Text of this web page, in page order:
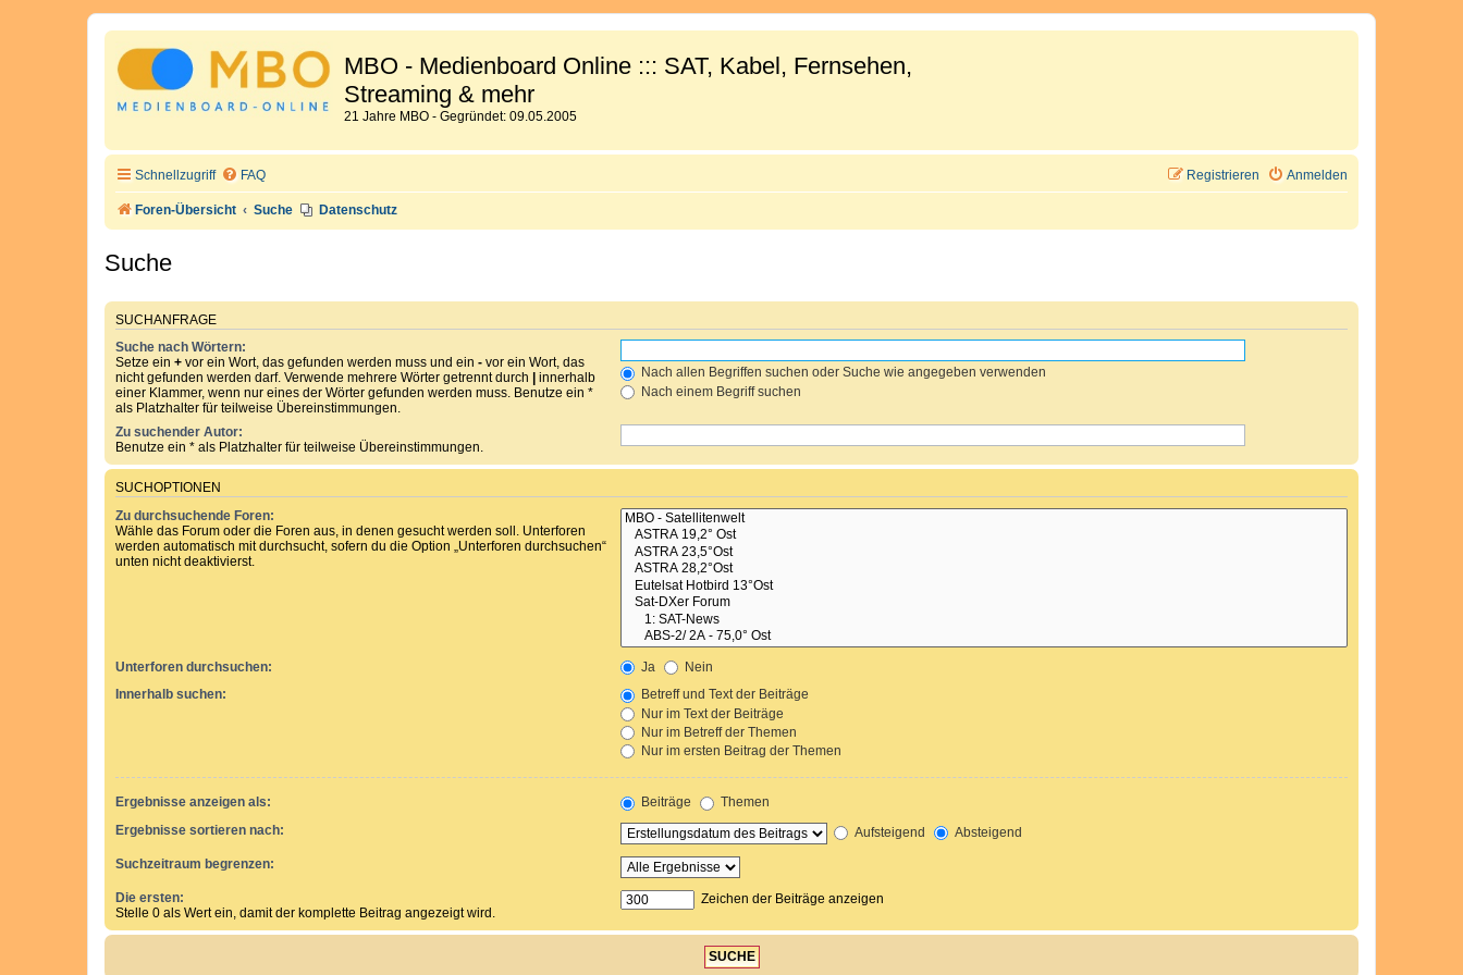
MBO - Medienboard Online ::: SAT, Kabel, Fernsehen,
Streaming & mehr
21 Jahre MBO - Gegründet: 09.05.2005
Schnellzugriff FAQ Anmelden
Registrieren
Foren-Übersicht Suche Datenschutz
Suche
SUCHANFRAGE
Suche nach Wörtern:
Setze ein + vor ein Wort, das gefunden werden muss und ein - vor ein Wort, das
nicht gefunden werden darf. Verwende mehrere Wörter getrennt durch
innerhalb
einer Klammer, wenn nur eines der Wörter gefunden werden muss. Benutze ein *
als Platzhalter für teilweise Übereinstimmungen.
Nach allen Begriffen suchen oder Suche wie angegeben verwenden
Nach einem Begriff suchen
Zu suchender Autor:
Benutze ein * als Platzhalter für teilweise Übereinstimmungen.
SUCHOPTIONEN
Zu durchsuchende Foren:
Wähle das Forum oder die Foren aus, in denen gesucht werden soll. Unterforen
werden automatisch mit durchsucht, sofern du die Option „Unterforen durchsuchen“
unten nicht deaktivierst.
Unterforen durchsuchen: Ja
Nein
Innerhalb suchen:
Betreff und Text der Beiträge
Nur im Text der Beiträge
Nur im Betreff der Themen
Nur im ersten Beitrag der Themen
Ergebnisse anzeigen als: Beiträge
Themen
Ergebnisse sortieren nach:
Aufsteigend Absteigend
Suchzeitraum begrenzen:
Die ersten:
Stelle 0 als Wert ein, damit der komplette Beitrag angezeigt wird.
Zeichen der Beiträge anzeigen